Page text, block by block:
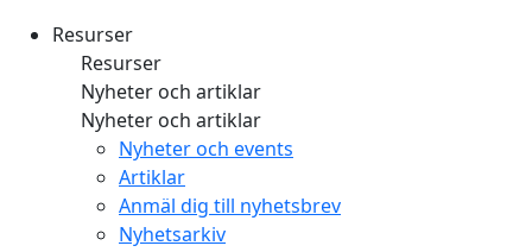
Resurser
Resurser
Nyheter och artiklar
Nyheter och artiklar
Nyheter och events
Artiklar
Anmäl dig till nyhetsbrev
Nyhetsarkiv